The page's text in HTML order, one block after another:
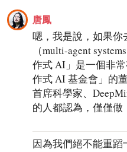
唐鳳
嗯，我是說，如果你
（multi-agent
作式 AI」是一個非
作式 AI 基金會」的
首席科學家、
的人都認為，僅僅做
因為我們絕不能重